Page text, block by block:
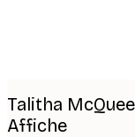
Talitha
Affiche